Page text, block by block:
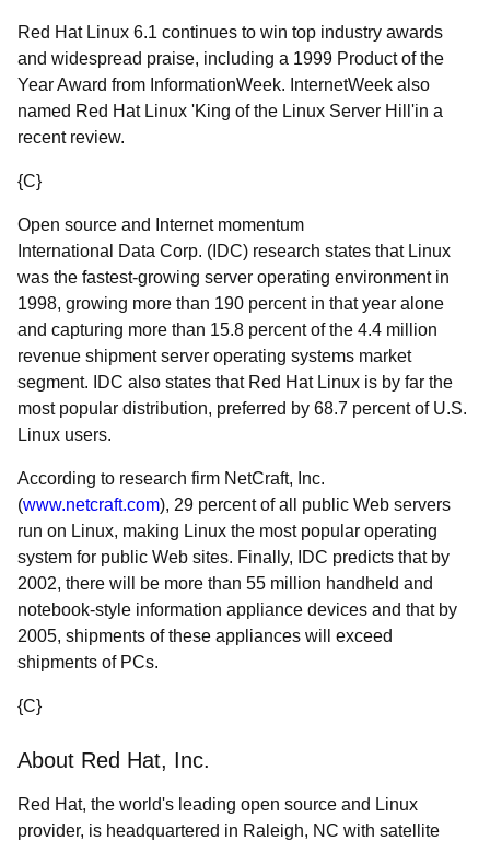
Red Hat Linux 6.1 continues to win top industry awards
and widespread praise, including a 1999 Product of the
Year Award from InformationWeek. InternetWeek also
named Red Hat Linux 'King of the Linux Server Hill'in a
recent review.
{C}
Open source and Internet momentum
International Data Corp. (IDC) research states that Linux
was the fastest-growing server operating environment in
1998, growing more than 190 percent in that year alone
and capturing more than 15.8 percent of the 4.4 million
revenue shipment server operating systems market
segment. IDC also states that Red Hat Linux is by far the
most popular distribution, preferred by 68.7 percent of U.S.
Linux users.
According to research firm NetCraft, Inc.
(www.netcraft.com), 29 percent of all public Web servers
run on Linux, making Linux the most popular operating
system for public Web sites. Finally, IDC predicts that by
2002, there will be more than 55 million handheld and
notebook-style information appliance devices and that by
2005, shipments of these appliances will exceed
shipments of PCs.
{C}
About Red Hat, Inc.
Red Hat, the world's leading open source and Linux
provider, is headquartered in Raleigh, NC with satellite